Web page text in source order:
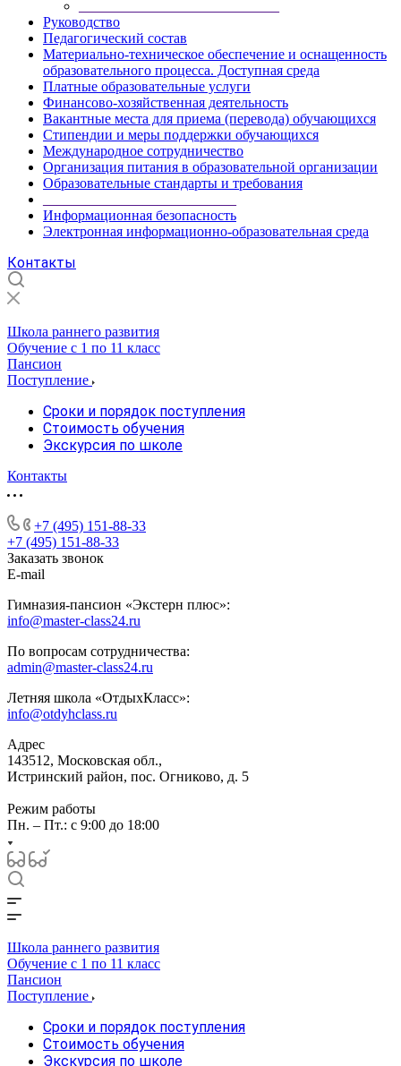
Руководство
Педагогический состав
Материально-техническое обеспечение и оснащенность
образовательного процесса. Доступная среда
Платные образовательные услуги
Финансово-хозяйственная деятельность
Вакантные места для приема (перевода) обучающихся
Стипендии и меры поддержки обучающихся
Международное сотрудничество
Организация питания в образовательной организации
Образовательные стандарты и требования
Информационная безопасность
Электронная информационно-образовательная среда
Контакты
Школа раннего развития
Обучение с 1 по 11 класс
Пансион
Поступление
Сроки и порядок поступления
Стоимость обучения
Экскурсия по школе
Контакты
+7 (495) 151-88-33
+7 (495) 151-88-33
Заказать звонок
E-mail
Гимназия-пансион «Экстерн плюс»:
info@master-class24.ru
По вопросам сотрудничества:
admin@master-class24.ru
Летняя школа «ОтдыхКласс»:
info@otdyhclass.ru
Адрес
143512, Московская обл.,
Истринский район, пос. Огниково, д. 5
Режим работы
Пн. – Пт.: с 9:00 до 18:00
Школа раннего развития
Обучение с 1 по 11 класс
Пансион
Поступление
Сроки и порядок поступления
Стоимость обучения
Экскурсия по школе